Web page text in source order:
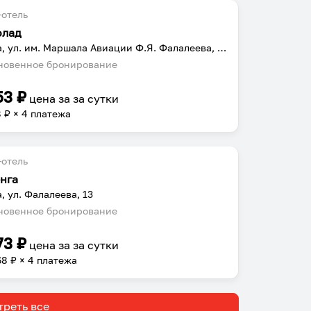
Можга, ул. им. Маршала Авиации Ф.Я. Фалалеева, 6/2
бронирование
₽ цена заза сутки
₽ × 4 платежа
ул. Фалалеева, 13
бронирование
₽ цена заза сутки
₽ × 4 платежа
все